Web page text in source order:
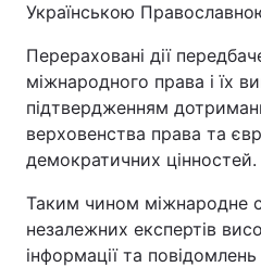
Українською
Перераховані дії
міжнародного права і їх
підтвердженням
верховенства права та
демократичних цінностей.
Таким чином міжнародне
незалежних експертів
інформації та